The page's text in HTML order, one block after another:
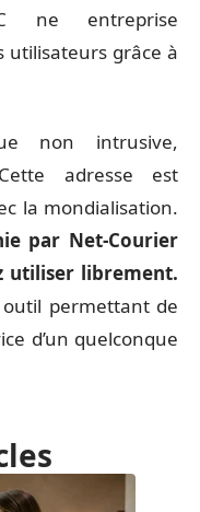
ne entreprise
utilisateurs grâce à
non intrusive,
adresse est
la mondialisation.
par Net-Courier
utiliser librement.
outil permettant de
d’un quelconque